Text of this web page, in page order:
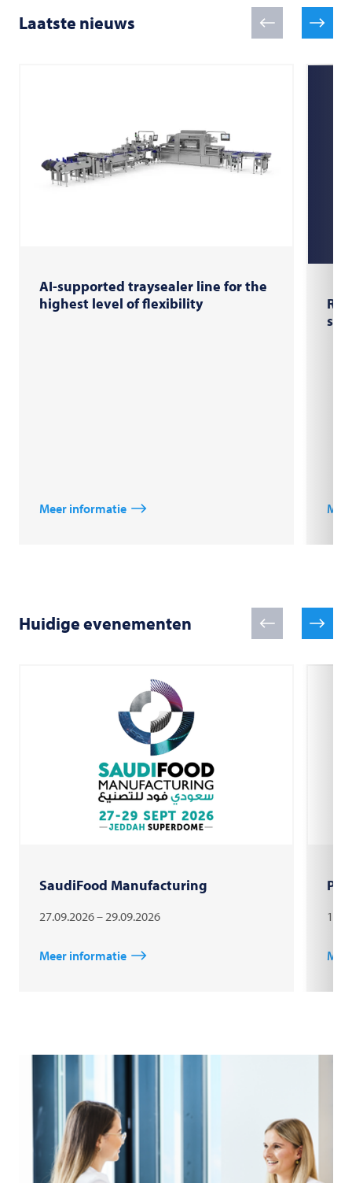
Laatste nieuws
AI-supported traysealer line for the
highest level of flexibility
Meer informatie
RX
Huidige evenementen
SaudiFood Manufacturing
27.09.2026 – 29.09.2026
Meer informatie